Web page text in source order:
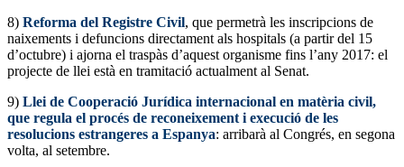
8) Reforma del Registre Civil, que permetrà les inscripcions de
naixements i defuncions directament als hospitals (a partir del 15
d’octubre) i ajorna el traspàs d’aquest organisme fins l’any 2017: el
projecte de llei està en tramitació actualment al Senat.
9) Llei de Cooperació Jurídica internacional en matèria civil,
que regula el procés de reconeixement i execució de les
resolucions estrangeres a Espanya: arribarà al Congrés, en segona
volta, al setembre.